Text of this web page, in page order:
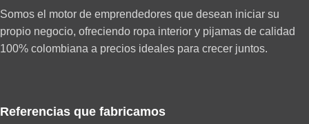
Somos el motor de emprendedores que desean iniciar su
propio negocio, ofreciendo ropa interior y pijamas de calidad
100% colombiana a precios ideales para crecer juntos.
Referencias que fabricamos